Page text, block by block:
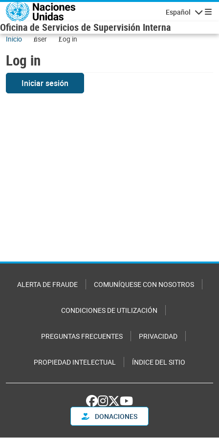
Skip to main content
Español
Oficina de Servicios de Supervisión Interna
Inicio user Log in
Log in
Iniciar sesión
ALERTA DE FRAUDE COMUNÍQUESE CON NOSOTROS
CONDICIONES DE UTILIZACIÓN
PREGUNTAS FRECUENTES PRIVACIDAD
PROPIEDAD INTELECTUAL ÍNDICE DEL SITIO
DONACIONES